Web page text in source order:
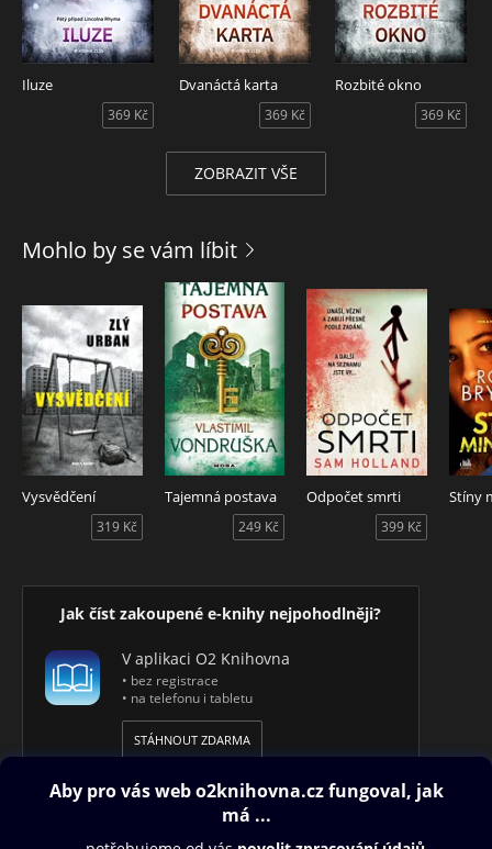
Iluze
369 Kč
Dvanáctá karta
369 Kč
Rozbité okno
369 Kč
ZOBRAZIT VŠE
Mohlo by se vám líbit
Vysvědčení
319 Kč
Tajemná postava
249 Kč
Odpočet smrti
399 Kč
Stíny
Jak číst zakoupené e-knihy nejpohodlněji?
V aplikaci O2 Knihovna
• bez registrace
• na telefonu i tabletu
STÁHNOUT ZDARMA